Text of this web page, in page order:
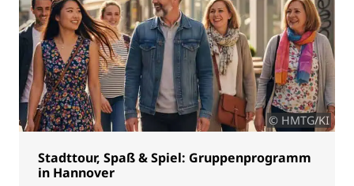
© HMTG/KI
Stadttour, Spaß & Spiel: Gruppenprogramm
in Hannover